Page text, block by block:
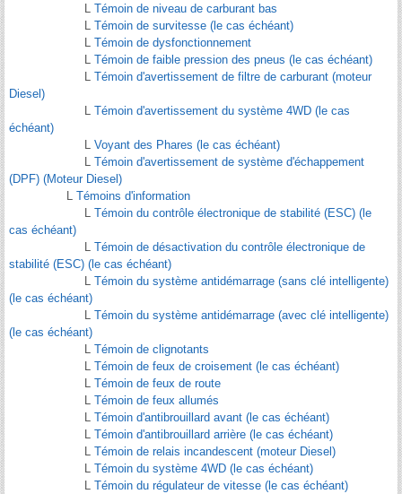
L Témoin de niveau de carburant bas
L Témoin de survitesse (le cas échéant)
L Témoin de dysfonctionnement
L Témoin de faible pression des pneus (le cas échéant)
L Témoin d'avertissement de filtre de carburant (moteur
Diesel)
L Témoin d'avertissement du système 4WD (le cas
échéant)
L Voyant des Phares (le cas échéant)
L Témoin d'avertissement de système d'échappement
(DPF) (Moteur Diesel)
L Témoins d'information
L Témoin du contrôle électronique de stabilité (ESC) (le
cas échéant)
L Témoin de désactivation du contrôle électronique de
stabilité (ESC) (le cas échéant)
L Témoin du système antidémarrage (sans clé intelligente)
(le cas échéant)
L Témoin du système antidémarrage (avec clé intelligente)
(le cas échéant)
L Témoin de clignotants
L Témoin de feux de croisement (le cas échéant)
L Témoin de feux de route
L Témoin de feux allumés
L Témoin d'antibrouillard avant (le cas échéant)
L Témoin d'antibrouillard arrière (le cas échéant)
L Témoin de relais incandescent (moteur Diesel)
L Témoin du système 4WD (le cas échéant)
L Témoin du régulateur de vitesse (le cas échéant)